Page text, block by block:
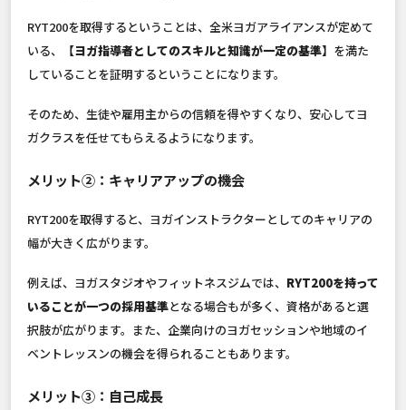
RYT200を取得するということは、全米ヨガアライアンスが定めて
いる、
【ヨガ指導者としてのスキルと知識が一定の基準】 を満た
していることを証明するということになります。
そのため、生徒や雇用主からの信頼を得やすくなり、安心してヨ
ガクラスを任せてもらえるようになります。
メリット②：キャリアアップの機会
RYT200を取得すると、ヨガインストラクターとしてのキャリアの
幅が大きく広がります。
例えば、ヨガスタジオやフィットネスジムでは、 RYT200を持って
いることが一つの採用基準となる場合もが多く、資格があると選
択肢が広がります。また、企業向けのヨガセッションや地域のイ
ベントレッスンの機会を得られることもあります。
メリット③：自己成長